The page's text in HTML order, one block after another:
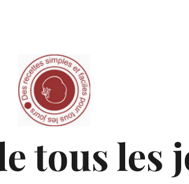
tous les